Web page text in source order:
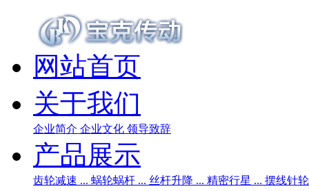
网站首页
关于我们
企业简介 企业文化 领导致辞
产品展示
齿轮减速 ... 蜗轮蜗杆 ... 丝杆升降 ... 精密行星 ... 摆线针